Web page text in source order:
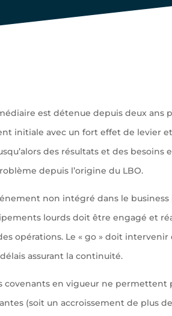
est détenue depuis deux ans
initiale avec un fort effet de levier
des résultats et des besoins
depuis l’origine du LBO.
non intégré dans le
lourds doit être engagé et
opérations. Le « go » doit intervenir
assurant la continuité.
covenants en vigueur ne permettent
(soit un accroissement de plus de